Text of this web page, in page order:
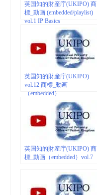
英国知的財産庁(UKIPO) 商
標_動画 (embedded/playlist)
vol.1 IP Basics
英国知的財産庁(UKIPO)
vol.12 商標_動画
（embedded）
英国知的財産庁(UKIPO) 商
標_動画（embedded）vol.7